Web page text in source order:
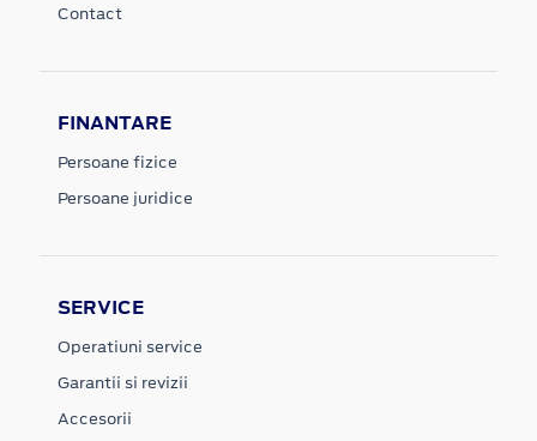
Contact
FINANTARE
Persoane fizice
Persoane juridice
SERVICE
Operatiuni service
Garantii si revizii
Accesorii